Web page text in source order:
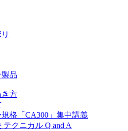
品
方
格「CA300」集中講義
クニカル Q and A